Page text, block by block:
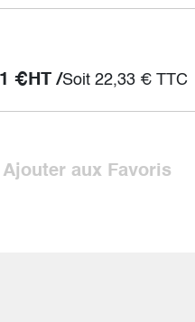
€ HT /Soit 22,33€TTC
Ajouter aux Favoris